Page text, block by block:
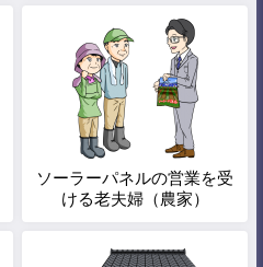
ソーラーパネルの営業を受
ける老夫婦（農家）